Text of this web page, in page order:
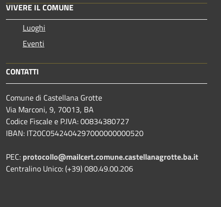
VIVERE IL COMUNE
Luoghi
Eventi
CONTATTI
Comune di Castellana Grotte
Via Marconi, 9, 70013, BA
Codice Fiscale e P.IVA: 00834380727
IBAN: IT20C0542404297000000000520
PEC: protocollo@mailcert.comune.castellanagrotte.ba.it
Centralino Unico: (+39) 080.49.00.206